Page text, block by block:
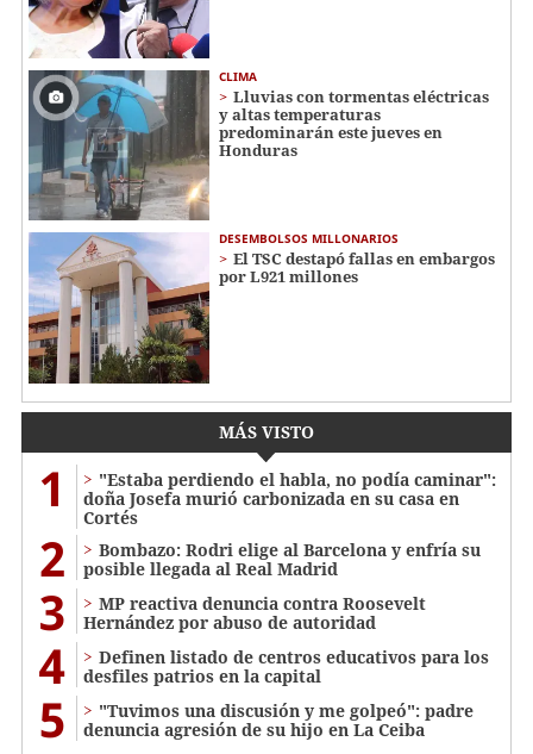
CLIMA
Lluvias con tormentas eléctricas
y altas temperaturas
predominarán este jueves en
Honduras
DESEMBOLSOS MILLONARIOS
El TSC destapó fallas en embargos
por L921 millones
MÁS VISTO
1
"Estaba perdiendo el habla, no podía caminar":
doña Josefa murió carbonizada en su casa en
Cortés
2
Bombazo: Rodri elige al Barcelona y enfría su
posible llegada al Real Madrid
3
MP reactiva denuncia contra Roosevelt
Hernández por abuso de autoridad
4
Definen listado de centros educativos para los
desfiles patrios en la capital
5
"Tuvimos una discusión y me golpeó": padre
denuncia agresión de su hijo en La Ceiba